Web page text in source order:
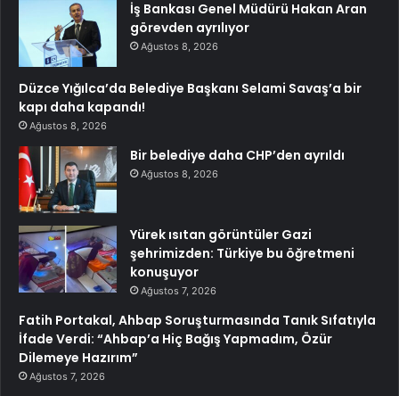
İş Bankası Genel Müdürü Hakan Aran
görevden ayrılıyor
Ağustos 8, 2026
Düzce Yığılca’da Belediye Başkanı Selami Savaş’a bir
kapı daha kapandı!
Ağustos 8, 2026
Bir belediye daha CHP’den ayrıldı
Ağustos 8, 2026
Yürek ısıtan görüntüler Gazi
şehrimizden: Türkiye bu öğretmeni
konuşuyor
Ağustos 7, 2026
Fatih Portakal, Ahbap Soruşturmasında Tanık Sıfatıyla
İfade Verdi: “Ahbap’a Hiç Bağış Yapmadım, Özür
Dilemeye Hazırım”
Ağustos 7, 2026